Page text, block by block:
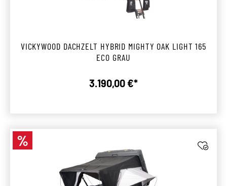
VICKYWOOD DACHZELT HYBRID MIGHTY OAK LIGHT 165
ECO GRAU
Regulärer Preis:
3.190,00 €*
Rabatt
%